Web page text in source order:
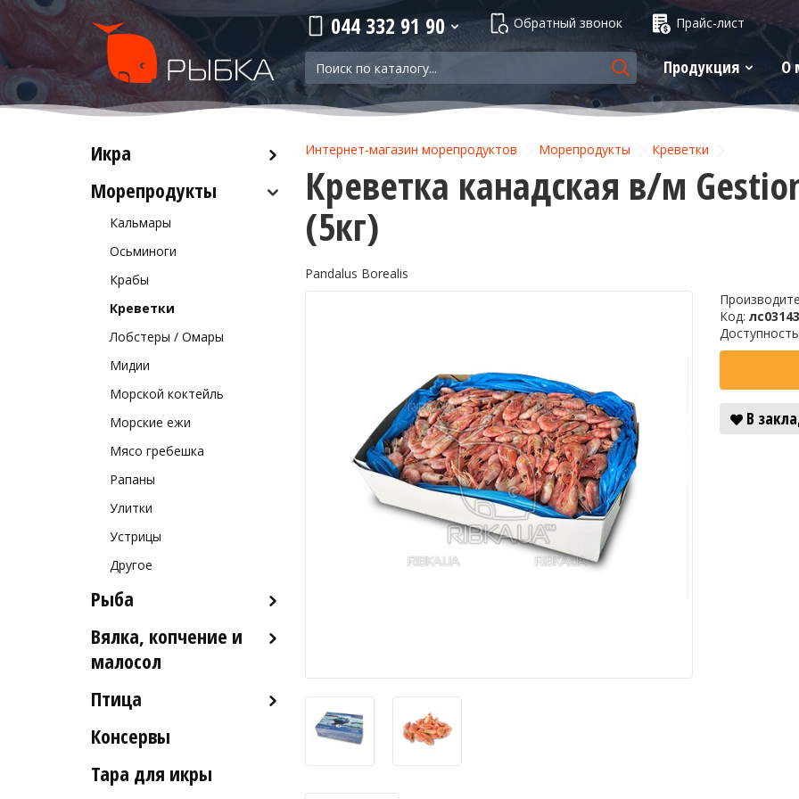
044 332 91 90 Обратный звонок Прайс-лист
Продукция О
Икра
Красная икра
Морепродукты
Кальмары
Осьминоги
Крабы
Креветки
Лобстеры / Омары
Мидии
Морской коктейль
Морские ежи
Мясо гребешка
Рапаны
Улитки
Устрицы
Другое
Рыба
Рыба деликатесных сортов
Рыба столовых сортов
Вялка, копчение и
малосол
Икра вяленая
Рыба слабосоленая
Рыба холодного и
Птица
Индейка
Консервы
Тара для икры
Интернет-магазин морепродуктов Морепродукты Креветки
Креветка канадская в/м
(5кг)
Pandalus Borealis
Код: лс03143
В